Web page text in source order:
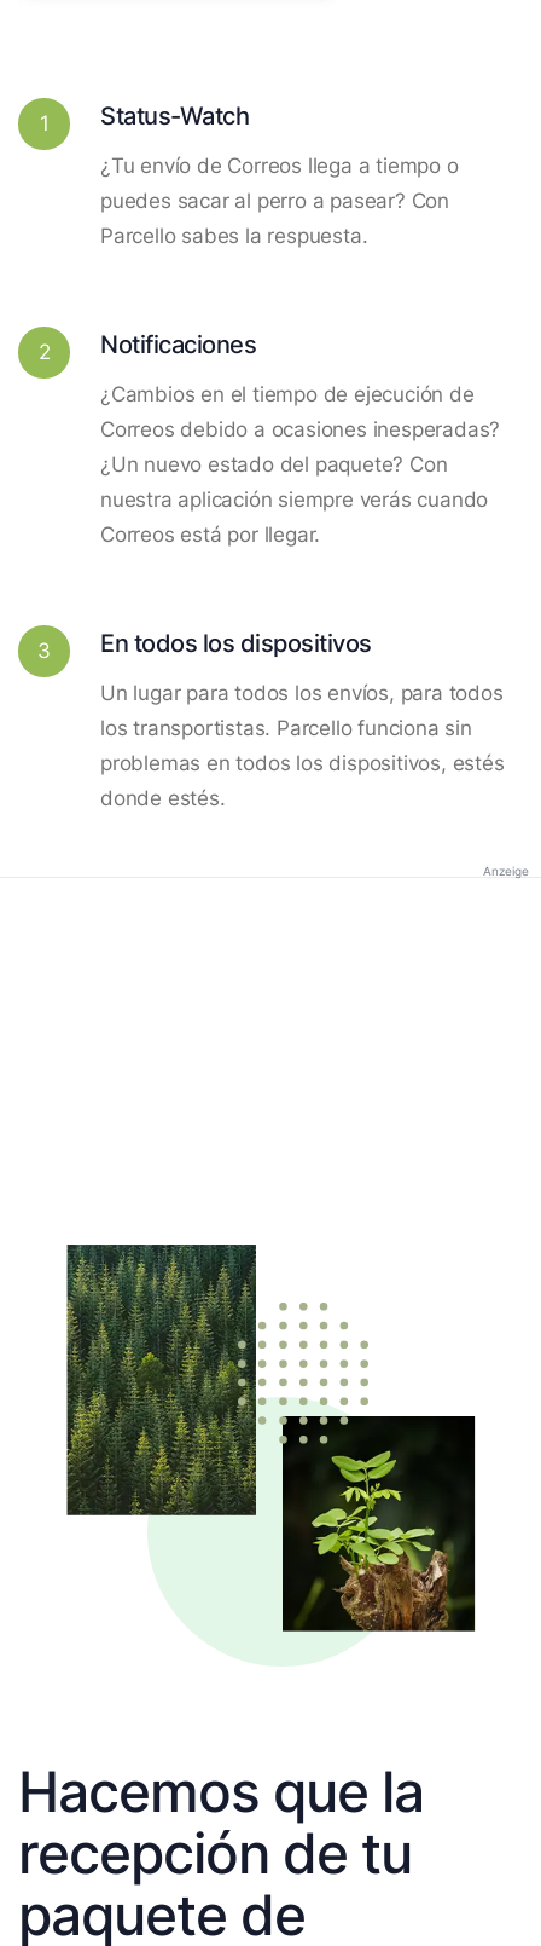
1 Status-Watch
¿Tu envío de Correos llega a tiempo o
puedes sacar al perro a pasear? Con
Parcello sabes la respuesta.
2 Notificaciones
¿Cambios en el tiempo de ejecución de
Correos debido a ocasiones inesperadas?
¿Un nuevo estado del paquete? Con
nuestra aplicación siempre verás cuando
Correos está por llegar.
3 En todos los dispositivos
Un lugar para todos los envíos, para todos
los transportistas. Parcello funciona sin
problemas en todos los dispositivos, estés
donde estés.
Anzeige
Hacemos que la
recepción de tu
paquete de